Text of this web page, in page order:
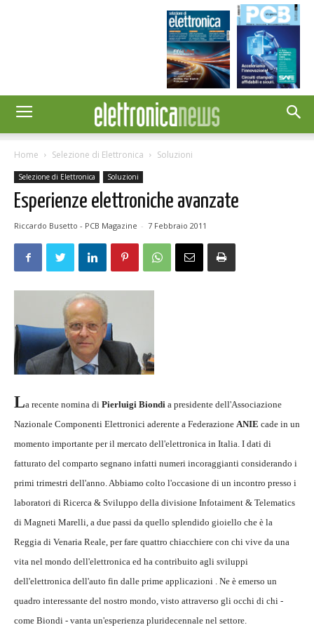
Home Selezione di Elettronica Soluzioni
Selezione di Elettronica Soluzioni
Esperienze elettroniche avanzate
Riccardo Busetto - PCB Magazine - 7 Febbraio 2011
La recente nomina di Pierluigi Biondi a presidente dell'Associazione
Nazionale Componenti Elettronici aderente a Federazione ANIE cade in un
momento importante per il mercato dell'elettronica in Italia. I dati di
fatturato del comparto segnano infatti numeri incoraggianti considerando i
primi trimestri dell'anno. Abbiamo colto l'occasione di un incontro presso i
laboratori di Ricerca & Sviluppo della divisione Infotaiment & Telematics
di Magneti Marelli, a due passi da quello splendido gioiello che è la
Reggia di Venaria Reale, per fare quattro chiacchiere con chi vive da una
vita nel mondo dell'elettronica ed ha contribuito agli sviluppi
dell'elettronica dell'auto fin dalle prime applicazioni . Ne è emerso un
quadro interessante del nostro mondo, visto attraverso gli occhi di chi -
come Biondi - vanta un'esperienza pluridecennale nel settore.